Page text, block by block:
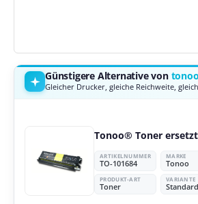
Günstigere Alternative von tonoo
Gleicher Drucker, gleiche Reichweite,
Tonoo® Toner
ARTIKELNUMMER
TO-101684
MARKE
Tonoo
PRODUKT-ART
Toner
VARIANTE
Standard